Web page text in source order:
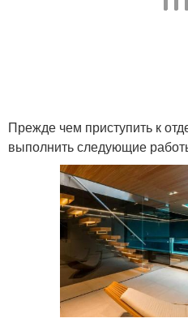
Прежде чем приступить к
выполнить следующие